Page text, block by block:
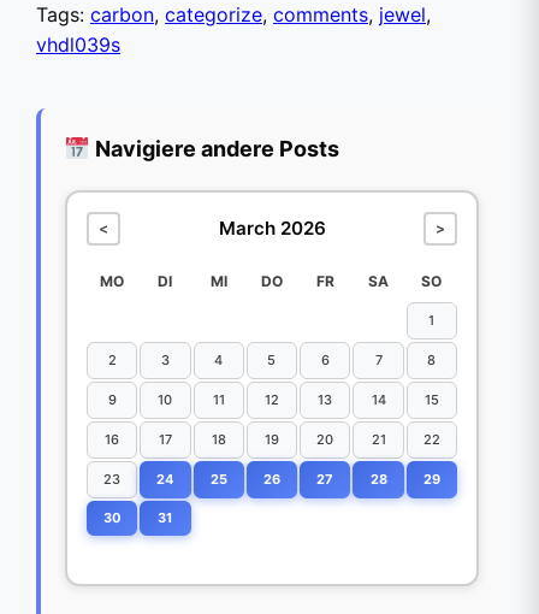
Tags: carbon, categorize, comments, jewel,
vhdl039s
Navigiere andere Posts
< March 2026 >
MO DI MI DO FR SA SO
1
2 3 4 5 6 7 8
9 10 11 12 13 14 15
16 17 18 19 20 21 22
23 24 25 26 27 28 29
30 31